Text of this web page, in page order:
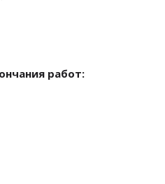
работ: